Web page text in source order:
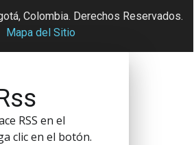
Colombia. Derechos Reservados.
Mapa del Sitio
RSS en el
clic en el botón.